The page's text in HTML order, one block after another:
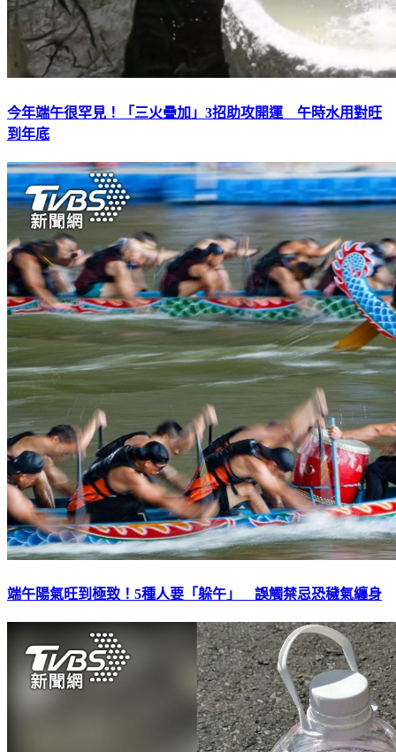
今年端午很罕見！「三火疊加」3招助攻開運 午時水用對旺
到年底
端午陽氣旺到極致！5種人要「躲午」 誤觸禁忌恐穢氣纏身